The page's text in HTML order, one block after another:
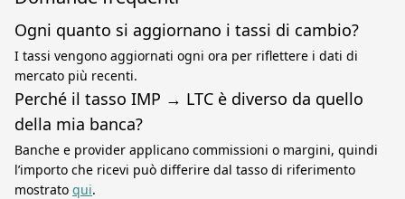
Ogni quanto si aggiornano i tassi di cambio?
I tassi vengono aggiornati ogni ora per riflettere i dati di
mercato più recenti.
Perché il tasso IMP → LTC è diverso da quello
della mia banca?
Banche e provider applicano commissioni o margini, quindi
l’importo che ricevi può differire dal tasso di riferimento
mostrato qui.